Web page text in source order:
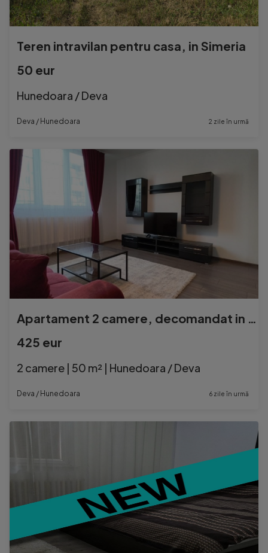
Teren intravilan pentru casa, in Simeria
50 eur
Hunedoara / Deva
Deva / Hunedoara 2 zile în urmă
Apartament 2 camere, decomandat in Deva, zona Parc-Cetate
425 eur
2 camere | 50 m² | Hunedoara / Deva
Deva / Hunedoara 6 zile în urmă